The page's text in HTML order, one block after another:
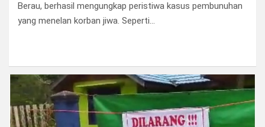
Berau, berhasil mengungkap peristiwa kasus pembunuhan
yang menelan korban jiwa. Seperti…